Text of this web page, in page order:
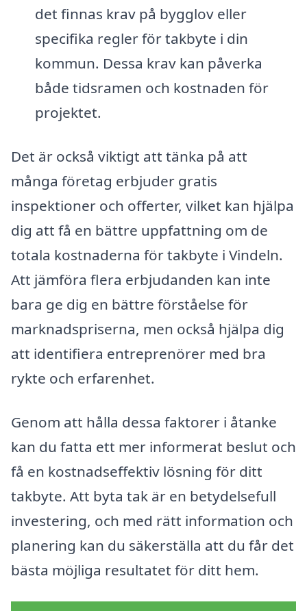
det finnas krav på bygglov eller
specifika regler för takbyte i din
kommun. Dessa krav kan påverka
både tidsramen och kostnaden för
projektet.
Det är också viktigt att tänka på att
många företag erbjuder gratis
inspektioner och offerter, vilket kan hjälpa
dig att få en bättre uppfattning om de
totala kostnaderna för takbyte i Vindeln.
Att jämföra flera erbjudanden kan inte
bara ge dig en bättre förståelse för
marknadspriserna, men också hjälpa dig
att identifiera entreprenörer med bra
rykte och erfarenhet.
Genom att hålla dessa faktorer i åtanke
kan du fatta ett mer informerat beslut och
få en kostnadseffektiv lösning för ditt
takbyte. Att byta tak är en betydelsefull
investering, och med rätt information och
planering kan du säkerställa att du får det
bästa möjliga resultatet för ditt hem.